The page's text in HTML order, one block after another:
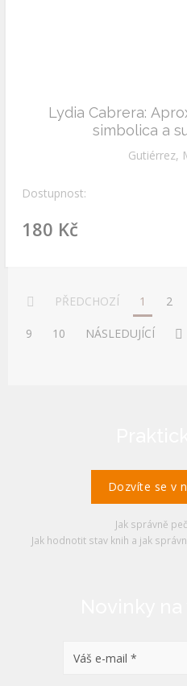
Lydia Cabrera:
simbolica a
Gutiérrez,
Dostupnost:
180 Kč
PŘEDCHOZÍ 1 2
9 10 NÁSLEDUJÍCÍ
Dozvíte se v
Jak správně
Jak hodnotit stav knih a jak